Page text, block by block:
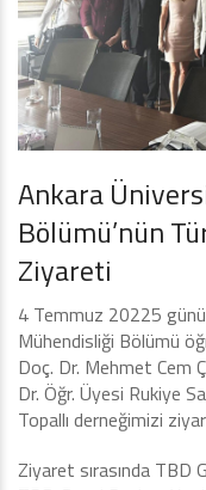
Ankara
Bölümü’nün
Ziyareti
4 Temmuz 20225 günü
Mühendisliği Bölümü
Doç. Dr. Mehmet Cem
Dr. Öğr. Üyesi Rukiye
Topallı derneğimizi
Ziyaret sırasında TBD